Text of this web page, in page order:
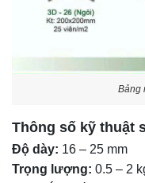
Bảng
Thông số kỹ thuật
Độ dày: 16 – 25 mm
Trọng lượng: 0.5 – 2